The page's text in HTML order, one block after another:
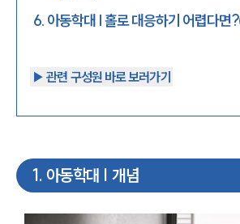
6. 아동학대 | 홀로 대응하기 어렵다면?
▶︎ 관련 구성원 바로 보러가기
1. 아동학대 | 개념